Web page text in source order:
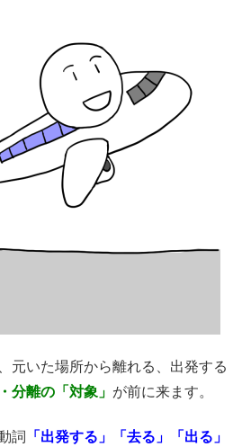
元いた場所から離れる、出発する
分離の「対象」 が前に来ます。
詞
「出発する」「去る」「出る」